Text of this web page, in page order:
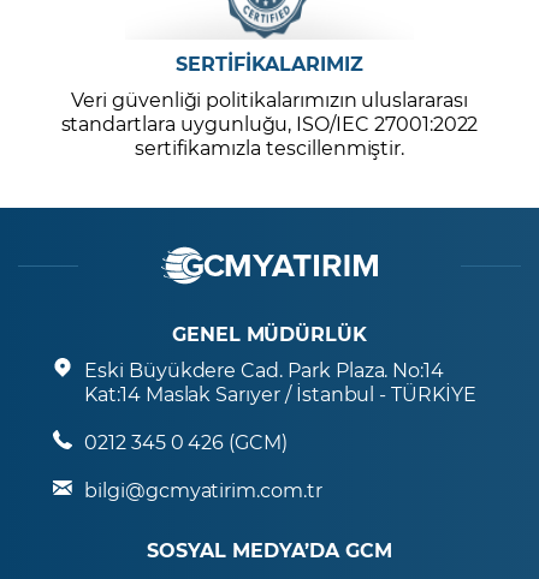
SERTİFİKALARIMIZ
Veri güvenliği politikalarımızın uluslararası
standartlara uygunluğu, ISO/IEC 27001:2022
sertifikamızla tescillenmiştir.
GENEL MÜDÜRLÜK
Eski Büyükdere Cad. Park Plaza. No:14
Kat:14 Maslak Sarıyer / İstanbul - TÜRKİYE
0212 345 0 426 (GCM)
bilgi@gcmyatirim.com.tr
SOSYAL MEDYA’DA GCM